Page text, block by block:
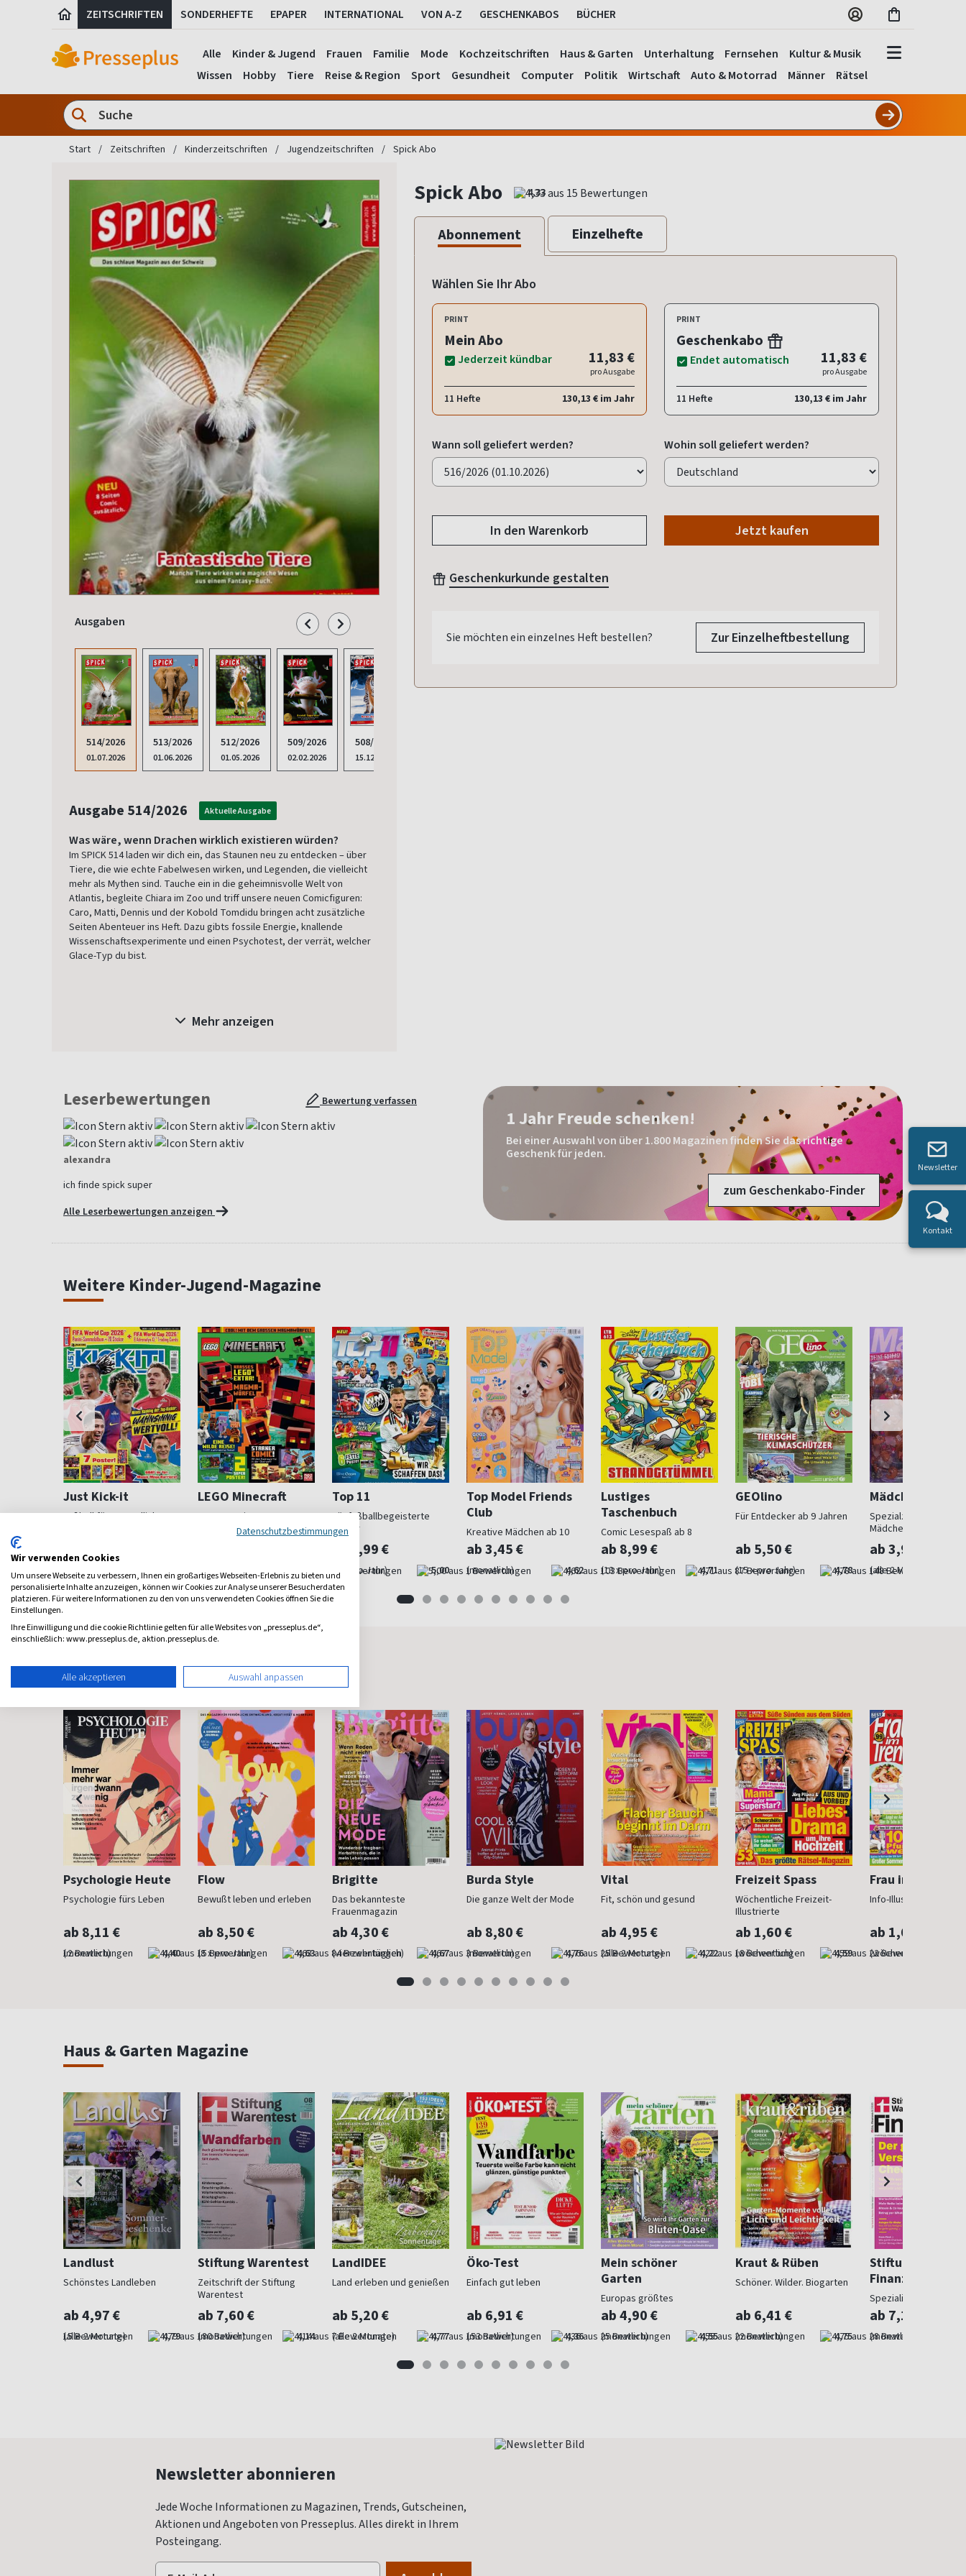
ZEITSCHRIFTEN SONDERHEFTE EPAPER INTERNATIONAL VON A-Z GESCHENKABOS BÜCHER
Alle Kinder & Jugend Frauen Familie Mode Kochzeitschriften Haus & Garten Unterhaltung Fernsehen
Kultur & Musik
Wissen
Hobby Tiere Reise & Region Sport Gesundheit Computer Politik Wirtschaft Auto & Motorrad Männer Rätsel
Start Zeitschriften Kinderzeitschriften Jugendzeitschriften Spick Abo
Ausgaben
514/2026
01.07.2026
513/2026
01.06.2026
512/2026
01.05.2026
509/2026
02.02.2026
508/2025
15.12.2025
Ausgabe 514/2026 Aktuelle Ausgabe
Was wäre, wenn Drachen wirklich existieren würden?
Im SPICK 514 laden wir dich ein, das Staunen neu zu entdecken – über
Tiere, die wie echte Fabelwesen wirken, und Legenden, die vielleicht
mehr als Mythen sind. Tauche ein in die geheimnisvolle Welt von
Atlantis, begleite Chiara im Zoo und triff unsere neuen Comicfiguren:
Caro, Matti, Dennis und der Kobold Tomdidu bringen acht zusätzliche
Seiten Abenteuer ins Heft. Dazu gibts fossile Energie, knallende
Wissenschaftsexperimente und einen Psychotest, der verrät, welcher
Glace-Typ du bist.
Mehr anzeigen
Spick Abo 4,33
Abonnement Einzelhefte
Wählen Sie Ihr Abo
PRINT
Mein Abo
Jederzeit kündbar 11,83 €
pro Ausgabe
11 Hefte 130,13 € im Jahr
PRINT
Geschenkabo
Endet automatisch 11,83 €
pro Ausgabe
11 Hefte 130,13 € im Jahr
Wann soll geliefert werden? Wohin soll geliefert werden?
In den Warenkorb Jetzt kaufen
Geschenkurkunde gestalten
Sie möchten ein einzelnes Heft bestellen? Zur Einzelheftbestellung
Leserbewertungen Bewertung verfassen
alexandra
ich finde spick super
Alle Leserbewertungen anzeigen
1 Jahr Freude schenken!
Bei einer Auswahl von über 1.800 Magazinen finden Sie das richtige
Geschenk für jeden.
zum Geschenkabo-Finder
Weitere Kinder-Jugend-Magazine
Just Kick-it
Fußball für Jugendliche
ab 7,32 €
(9 x pro Jahr) 4,53
LEGO Minecraft
Das Magazin zum Game
(13 x pro Jahr) 4,93
Top 11
Für fußballbegeisterte
Kinder
ab 4,99 €
(9 x pro Jahr) 5,00
Top Model Friends
Club
Kreative Mädchen ab 10
ab 3,45 €
(monatlich) 4,62
Lustiges
Taschenbuch
Comic Lesespaß ab 8
ab 8,99 €
(13 x pro Jahr) 4,71
GEOlino
Für Entdecker ab 9 Jahren
ab 5,50 €
(15 x pro Jahr) 4,78
Mädchen
Spezialzeitschrift für
Mädchen
ab 3,99 €
(alle 2 Monate)
Frauenzeitschriften
Psychologie Heute
Psychologie fürs Leben
ab 8,11 €
(monatlich) 4,40
Flow
Bewußt leben und erleben
ab 8,50 €
(8 x pro Jahr) 4,63
Brigitte
Das bekannteste
Frauenmagazin
ab 4,30 €
(vierzehntäglich) 4,67
Burda Style
Die ganze Welt der Mode
ab 8,80 €
(monatlich) 4,76
Vital
Fit, schön und gesund
ab 4,95 €
(alle 2 Monate) 4,22
Freizeit Spass
Wöchentliche Freizeit-
Illustrierte
ab 1,60 €
(wöchentlich) 4,59
Frau im Trend
Info-Illustrierte für
ab 1,60 €
(wöchentlich)
Haus & Garten Magazine
Landlust
Schönstes Landleben
ab 4,97 €
(alle 2 Monate) 4,79
Stiftung Warentest
Zeitschrift der Stiftung
Warentest
ab 7,60 €
(monatlich) 4,14
LandIDEE
Land erleben und genießen
ab 5,20 €
(alle 2 Monate) 4,77
Öko-Test
Einfach gut leben
ab 6,91 €
(monatlich) 4,36
Mein schöner
Garten
Europas größtes
Gartenmagazin
ab 4,90 €
(monatlich) 4,55
Kraut & Rüben
Schöner. Wilder. Biogarten
ab 6,41 €
(monatlich) 4,75
Stiftung
Finanzen
Spezialist in
ab 7,10 €
(monatlich)
Newsletter abonnieren
Jede Woche Informationen zu Magazinen, Trends, Gutscheinen,
Aktionen und Angeboten von Presseplus. Alles direkt in Ihrem
Posteingang.
Newsletter
Kontakt
Datenschutzbestimmungen
Wir verwenden Cookies
Um unsere Webseite zu verbessern, Ihnen ein großartiges Webseiten-Erlebnis zu bieten und
personalisierte Inhalte anzuzeigen, können wir Cookies zur Analyse unserer Besucherdaten
platzieren. Für weitere Informationen zu den von uns verwendeten Cookies öffnen Sie die
Einstellungen.
Ihre Einwilligung und die cookie Richtlinie gelten für alle Websites von „presseplus.de“,
einschließlich: www.presseplus.de, aktion.presseplus.de.
Alle akzeptieren Auswahl anpassen